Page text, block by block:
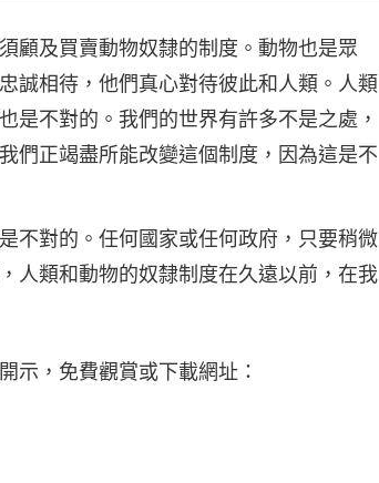
顧及買賣動物奴隸的制度。動物也是眾
誠相待，他們真心對待彼此和人類。人類
是不對的。我們的世界有許多不是之處，
們正竭盡所能改變這個制度，因為這是不
不對的。任何國家或任何政府，只要稍微
人類和動物的奴隸制度在久遠以前，在我
示，免費觀賞或下載網址：